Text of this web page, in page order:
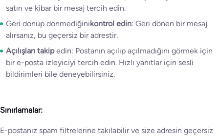
satırı ve kibar bir mesaj tercih edin.
Geri dönüp dönmediğinikontrol edin: Geri dönen bir mesaj
alırsanız, bu geçersiz bir adrestir.
Açılışları takipedin: Postanın açılıp açılmadığını görmek için
bir e-posta izleyiciyi tercih edin. Hızlı yanıtlar için sesli
bildirimleri bile deneyebilirsiniz.
Sınırlamalar:
E-postanız spam filtrelerine takılabilir ve size adresin geçersiz